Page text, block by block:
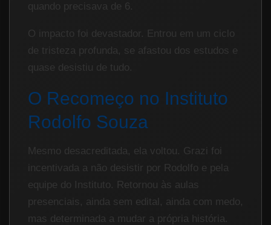
quando precisava de 6.
O impacto foi devastador. Entrou em um ciclo
de tristeza profunda, se afastou dos estudos e
quase desistiu de tudo.
O Recomeço no Instituto
Rodolfo Souza
Mesmo desacreditada, ela voltou. Grazi foi
incentivada a não desistir por Rodolfo e pela
equipe do Instituto. Retornou às aulas
presenciais, ainda sem edital, ainda com medo,
mas determinada a mudar a própria história.